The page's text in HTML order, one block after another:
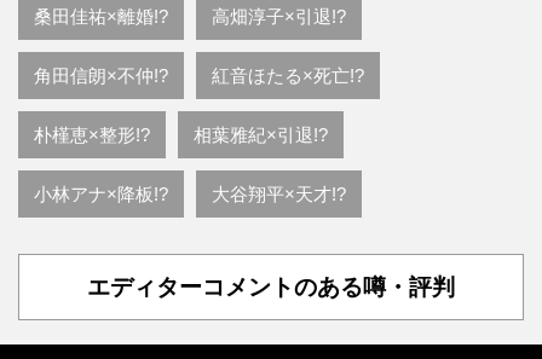
桑田佳祐×離婚!? 高畑淳子×引退!?
角田信朗×不仲!? 紅音ほたる×死亡!?
朴槿恵×整形!? 相葉雅紀×引退!?
小林アナ×降板!? 大谷翔平×天才!?
エディターコメントのある噂・評判